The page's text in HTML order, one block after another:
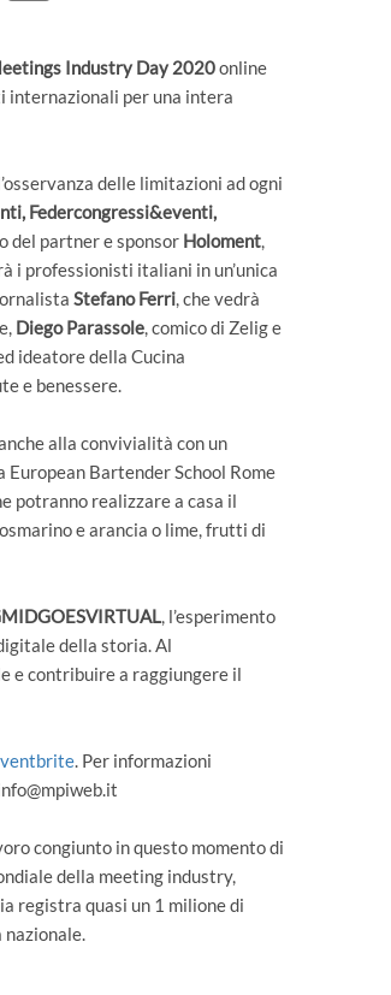
Industry Day 2020online
internazionali per una intera
delle limitazioni ad ogni
Federcongressi&eventi,
del partner e sponsor Holoment,
i professionisti italiani in un’unica
Stefano Ferri, che vedrà
Diego Parassole, comico di Zelig e
ideatore della Cucina
e benessere.
alla convivialità con un
European Bartender School Rome
potranno realizzare a casa il
e arancia o lime, frutti di
, l’esperimento
della storia. Al
e contribuire a raggiungere il
. Per informazioni
congiunto in questo momento di
della meeting industry,
registra quasi un 1 milione di
nazionale.